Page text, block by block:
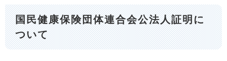
国民健康保険団体連合会公法人証明に
ついて